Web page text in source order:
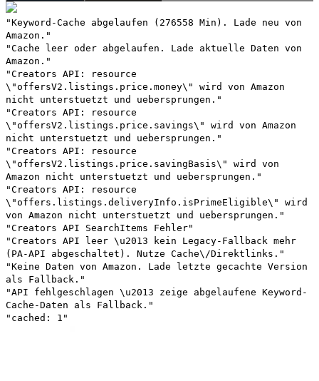
"Keyword-Cache abgelaufen (276558 Min). Lade neu von
Amazon."
"Cache leer oder abgelaufen. Lade aktuelle Daten von
Amazon."
"Creators API: resource
\"offersV2.listings.price.money\" wird von Amazon
nicht unterstuetzt und uebersprungen."
"Creators API: resource
\"offersV2.listings.price.savings\" wird von Amazon
nicht unterstuetzt und uebersprungen."
"Creators API: resource
\"offersV2.listings.price.savingBasis\" wird von
Amazon nicht unterstuetzt und uebersprungen."
"Creators API: resource
\"offers.listings.deliveryInfo.isPrimeEligible\" wird
von Amazon nicht unterstuetzt und uebersprungen."
"Creators API SearchItems Fehler"
"Creators API leer \u2013 kein Legacy-Fallback mehr
(PA-API abgeschaltet). Nutze Cache\/Direktlinks."
"Keine Daten von Amazon. Lade letzte gecachte Version
als Fallback."
"API fehlgeschlagen \u2013 zeige abgelaufene Keyword-
Cache-Daten als Fallback."
"cached: 1"